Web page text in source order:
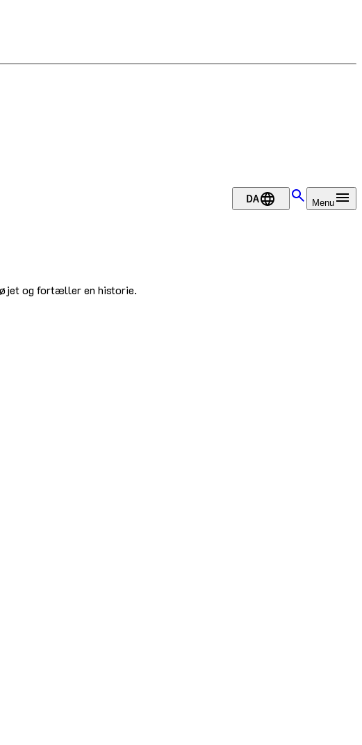
DA Menu
og fortæller en historie.